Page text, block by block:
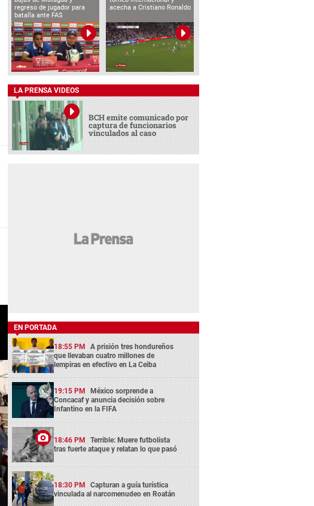
regreso de jugador para
batalla ante FAS
acecha a Cristiano Ronaldo
LA PRENSA VIDEOS
BCH emite comunicado por
captura de funcionarios
vinculados al caso
EN PORTADA
18:55 PM A prisión tres hondureños
que llevaban cuatro millones de
lempiras en efectivo en La Ceiba
19:15 PM México sorprende a
Concacaf y anuncia decisión sobre
Infantino en la FIFA
18:46 PM Terrible: Muere futbolista
tras fuerte ataque y relatan lo que pasó
18:30 PM Capturan a guía turística
vinculada al narcomenudeo en Roatán